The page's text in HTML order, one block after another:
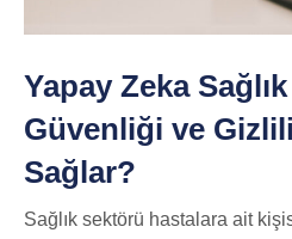
Yapay Zeka
Güvenliği ve
Sağlar?
Sağlık sektörü hastalara ait